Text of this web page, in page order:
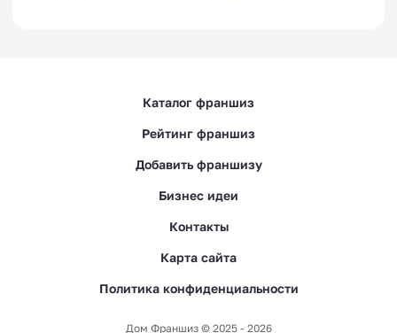
Каталог франшиз
Рейтинг франшиз
Добавить франшизу
Бизнес идеи
Контакты
Карта сайта
Политика конфиденциальности
Дом Франшиз © 2025 - 2026